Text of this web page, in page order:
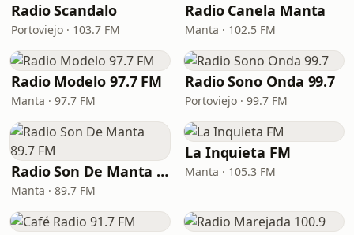
Radio Scandalo
Portoviejo · 103.7 FM
Radio Canela Manta
Manta · 102.5 FM
Radio Modelo 97.7 FM
Manta · 97.7 FM
Radio Sono Onda 99.7
Portoviejo · 99.7 FM
Radio Son De Manta 89.7 FM
Manta · 89.7 FM
La Inquieta FM
Manta · 105.3 FM